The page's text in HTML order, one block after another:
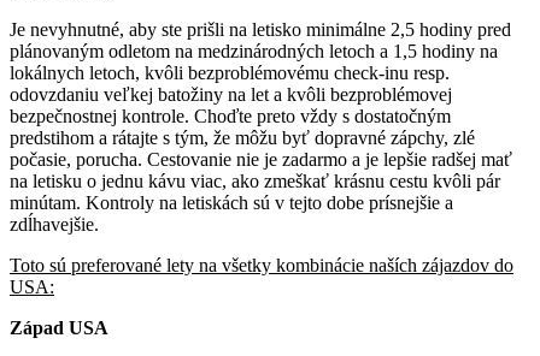
Je nevyhnutné, aby ste prišli na letisko minimálne 2,5 hodiny pred
plánovaným odletom na medzinárodných letoch a 1,5 hodiny na
lokálnych letoch, kvôli bezproblémovému check-inu resp.
odovzdaniu veľkej batožiny na let a kvôli bezproblémovej
bezpečnostnej kontrole. Choďte preto vždy s dostatočným
predstihom a rátajte s tým, že môžu byť dopravné zápchy, zlé
počasie, porucha. Cestovanie nie je zadarmo a je lepšie radšej mať
na letisku o jednu kávu viac, ako zmeškať krásnu cestu kvôli pár
minútam. Kontroly na letiskách sú v tejto dobe prísnejšie a
zdĺhavejšie.
Toto sú preferované lety na všetky kombinácie naších zájazdov do
USA:
Západ USA